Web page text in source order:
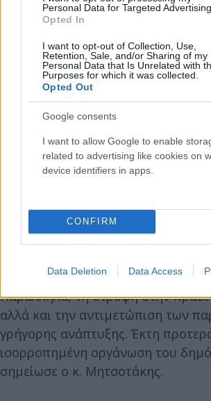
Personal Data for Targeted Advertising.
Opted In
I want to opt-out of Collection, Use,
Retention, Sale, and/or Sharing of my
Personal Data that Is Unrelated with
Purposes for which it was collected.
Opted Out
Google consents
I want to allow Google to enable
related to advertising like cookies on
device identifiers in apps.
CONFIRM
Data Deletion Data Access
Μετασχηματίστηκε ο δικαστικός
Υλοποιήσαμε την ψηφιακή κάρτα
Αυξήθηκαν οι δηλωμένες υπερωρίες
προστατεύοντας του
αυθαιρεσίες των εργοδοτών. Η
στην κλιματική κρίση απαιτεί τη
όλων. Όποτε χρειάστηκε δεν
φορολογήσουμε τα υπερκέρδη για
τους πολίτες από την ακρίβεια».
πρωθυπουργός περιέγραψε την
διαθέσιμου εισοδήματος των
της εξωστρέφειας των ελληνικών
Παράλληλα, τη στροφή στην
αλλά και την αντιμετώπιση των
γρήγορης ανάπτυξης. Έκτη
ισορροπημένη οργάνωση του
σημείωσε ο κ. Μητσοτάκης.